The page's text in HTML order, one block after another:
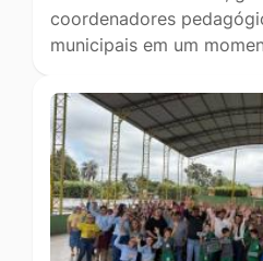
coordenadores
municipais em um